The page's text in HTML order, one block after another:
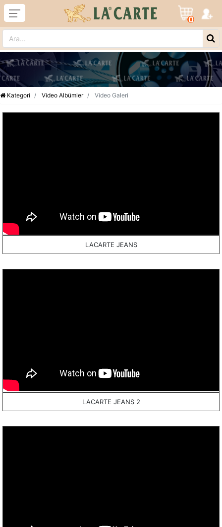
0
Kategori Video Albümler Video Galeri
LACARTE JEANS
LACARTE JEANS 2